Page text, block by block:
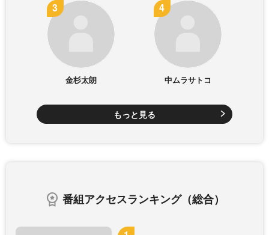
金杉太朗 中ムラサトコ
もっと見る
番組アクセスランキング（総合）